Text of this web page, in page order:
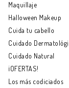
Maquillaje
Halloween Makeup
Cuida tu cabello
Cuidado
Cuidado Natural
¡OFERTAS!
Los más codiciados